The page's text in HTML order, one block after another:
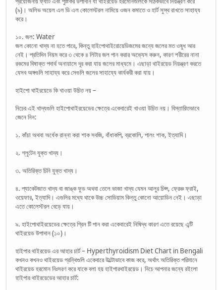
(৯)। অলিভ অয়েল এল ডি এল কোলেস্টরল নামিয়ে ওজন কমাতে ও হার্ট সুস্থ রাখতে সাহায্য
করে।
১০. জল: Water
জল কোনো খাদ্য না হতে পারে, কিন্তু হাইপোথাইরোয়েডিজমের জন্যে জলের মত ওষুধ আর
নেই। প্রতিদিন নিয়ম করে ৩ থেকে ৪ লিটার জল পান করার অভ্যেস করুন, কারণ শরীরের নানা
রকমের বিষাক্ত পদার্থ অনায়াসে দূর করা যায় জলের মাধ্যমে। এছাড়া থাইরয়েড নিয়ন্ত্রণ করতে
যেসব অঙ্গগুলি সাহায্য করে সেগুলি জলের সাহায্যে কার্যকরী করা যায়।
হাইপো থাইরয়েডে কি খাওয়া উচিত নয় –
নিচের এই খাদ্যগুলি হাইপোথাইরয়েডের ক্ষেত্রে একেবারেই খাওয়া উচিত নয়। বিস্তারিতভাবে
জেনে নিন:
১. কাঁচা অথবা অর্ধেক রান্না করা শাক সবজি, বাঁধাকপি, ব্রকোলি, পালং শাক, ইত্যাদি।
২. গ্লুটেন যুক্ত খাদ্য।
৩. অতিরিক্ত চিনি যুক্ত খাদ্য।
৪. প্যাকেটজাত খাদ্য বা জাঙ্ক ফুড অথবা তেলে ভাজা খাদ্য যেমন আলুর চিপ্স, ফ্রেঞ্চ ফ্রাই,
ওয়েফার, ইত্যাদি। এগুলির মধ্যে থাকে উচ্চ সোডিয়াম কিন্তু কোনো আয়োডিন নেই। এছাড়া
এতে কোলেস্টরল বেড়ে যায়।
৯. হাইপোথাইরয়েডের ক্ষেত্রে গ্রিন টি পান করা একেবারেই নিষিদ্ধ কারণ এতে রয়েছে এন্টি
থাইরয়েড উপাদান (১০)।
হাইপার থাইরয়েড এর আহার চার্ট – Hyperthyroidism Diet Chart in Bengali
কখনও কখনও থাইরয়েড গ্রন্থিগুলি একেবারে উল্টোভাবে কাজ করে, অর্থাৎ অতিরিক্ত পরিমানে
থাইরয়েড হরমোন নিঃসরণ করে যাকে বলা হয় হাইপারথাইরয়েড। নিচে আপনার জন্যে রইলো
হাইপার থাইরয়েডের আহার চার্ট: